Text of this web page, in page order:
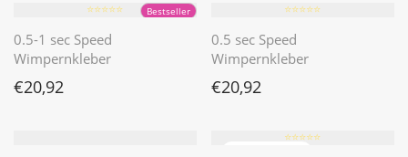
Bestseller
⭐️⭐️⭐️⭐️⭐️
0.5-1 sec Speed
Wimpernkleber
€20,92
⭐️⭐️⭐️⭐️⭐️
0.5 sec Speed
Wimpernkleber
€20,92
⭐️⭐️⭐️⭐️⭐️